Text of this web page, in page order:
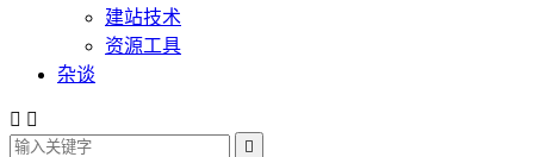
建站技术
资源工具
杂谈
 
